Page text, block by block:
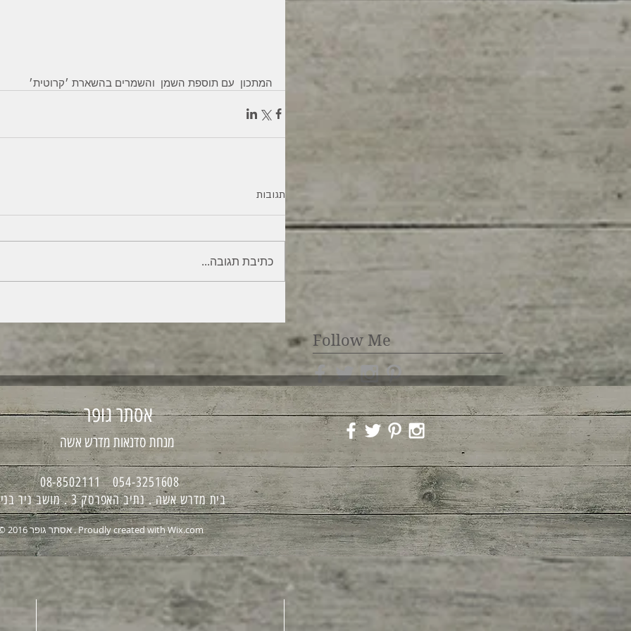
המתכון  עם תוספת השמן  והשמרים בהשארת ׳קרוטית׳
תגובות
כתיבת תגובה...
Follow Me
מנחת סדנאות מדרש אשה
אסתר גופר
054-3251608 08-8502111
בית מדרש אשה . נתיב האפרסק 3 . מושב ניר בנים
© 2016 אסתר גופר . Proudly created withWix.com